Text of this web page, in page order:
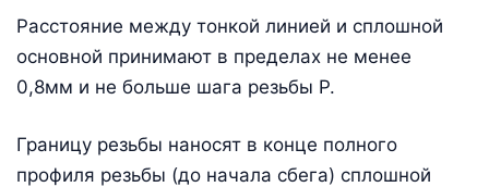
Расстояние между тонкой линией и сплошной
основной принимают в пределах не менее
0,8мм и не больше шага резьбы Р.
Границу резьбы наносят в конце полного
профиля резьбы (до начала сбега) сплошной